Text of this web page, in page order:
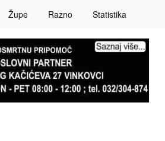
Župe Razno Statistika